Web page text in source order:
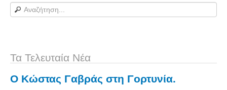
H Ιστοσελίδα μας
Αράπηδες
Χάρτης ευρύτερης περιοχής
Τα Τελευταία Νέα
Ο Κώστας Γαβράς στη Γορτυνία.